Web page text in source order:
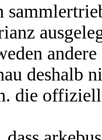
deshalb
die